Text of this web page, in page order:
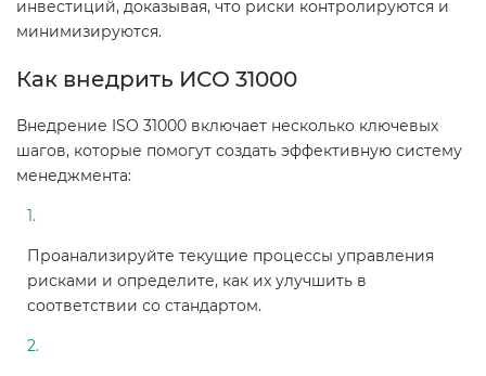
инвестиций, доказывая, что риски контролируются и
минимизируются.
Как внедрить ИСО 31000
Внедрение ISO 31000 включает несколько ключевых
шагов, которые помогут создать эффективную систему
менеджмента:
Проанализируйте текущие процессы управления
рисками и определите, как их улучшить в
соответствии со стандартом.